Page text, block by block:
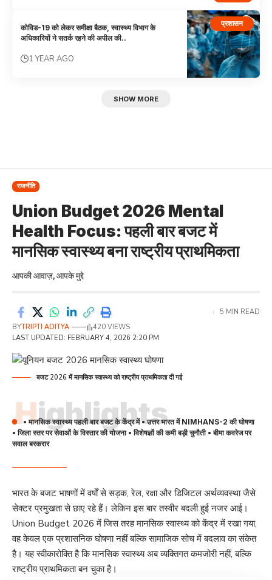
प्रशासन
कोविड-19 को लेकर समीक्षा बैठक, स्वास्थ्य विभाग के
अधिकारियों ने सतर्क रहने की अपील की..
1 YEAR AGO
SHOW MORE
राजनीति
Union Budget 2026 Mental
Health Focus: पहली बार बजट में
मानसिक स्वास्थ्य बना राष्ट्रीय प्राथमिकता
आपकी आवाज़, आपके मुद्दे
LAST UPDATED: FEBRUARY 4, 2026 2:20 PM
BYTRIPTI ADITYA 420 VIEWS
5 MIN READ
बजट 2026 में मानसिक स्वास्थ्य को राष्ट्रीय प्राथमिकता दी गई
Highlights
• मानसिक स्वास्थ्य पहली बार बजट के केंद्र में • उत्तर भारत में NIMHANS-2 की घोषणा
• जिला स्तर पर सेवाओं के विस्तार की योजना • विशेषज्ञों की कमी बड़ी चुनौती • बीमा कवरेज पर
सवाल बरकरार
भारत के बजट भाषणों में वर्षों से सड़क, रेल, रक्षा और डिजिटल अर्थव्यवस्था जैसे
सेक्टर प्रमुखता से छाए रहे हैं। लेकिन इस बार तस्वीर बदली हुई नजर आई।
Union Budget 2026 में जिस तरह मानसिक स्वास्थ्य को केंद्र में रखा गया,
वह केवल एक प्रशासनिक घोषणा नहीं बल्कि सामाजिक सोच में बदलाव का संकेत
है। यह स्वीकारोक्ति है कि मानसिक स्वास्थ्य अब व्यक्तिगत कमजोरी नहीं, बल्कि
राष्ट्रीय प्राथमिकता बन चुका है।